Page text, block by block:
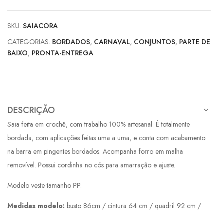
SKU: SAIACORA
CATEGORIAS: BORDADOS, CARNAVAL, CONJUNTOS, PARTE DE
BAIXO, PRONTA-ENTREGA
DESCRIÇÃO
Saia feita em crochê, com trabalho 100% artesanal. É totalmente
bordada, com aplicações feitas uma a uma, e conta com acabamento
na barra em pingentes bordados. Acompanha forro em malha
removível. Possui cordinha no cós para amarração e ajuste.
Modelo veste tamanho PP.
Medidas modelo: busto 86cm / cintura 64 cm / quadril 92 cm /